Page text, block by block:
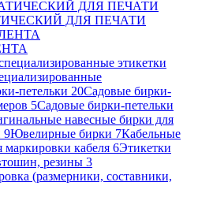
ДЛЯ ПЕЧАТИ
петельки 20Садовые бирки-
5Садовые бирки-петельки
навесные бирки для
9Ювелирные бирки 7Кабельные
кабеля 6Этикетки
резины 3